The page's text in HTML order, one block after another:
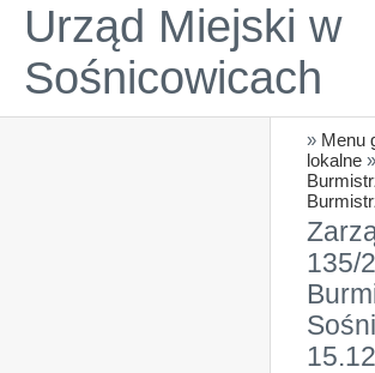
Urząd Miejski w
Sośnicowicach
» Menu
lokalne »
135/